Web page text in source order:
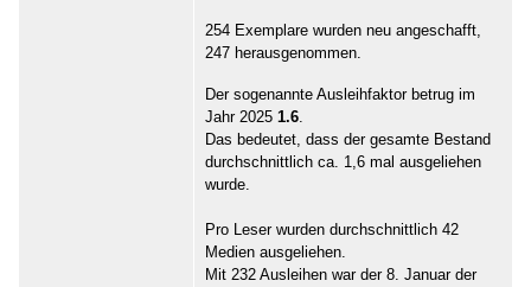
254 Exemplare wurden neu angeschafft,
247 herausgenommen.
Der sogenannte Ausleihfaktor betrug im
Jahr 2025 1.6
Das bedeutet, dass der gesamte Bestand
durchschnittlich ca. 1,6 mal ausgeliehen
wurde.
Pro Leser wurden durchschnittlich 42
Medien ausgeliehen.
Mit 232 Ausleihen war der 8. Januar der